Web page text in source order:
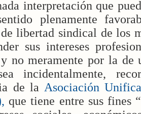
interpretación que
plenamente
de libertad sindical de los
sus intereses
no meramente por la de
incidentalmente,
de la Asociación
que tiene entre sus fines